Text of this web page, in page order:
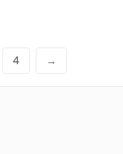
5
,
0
€
.
4 →